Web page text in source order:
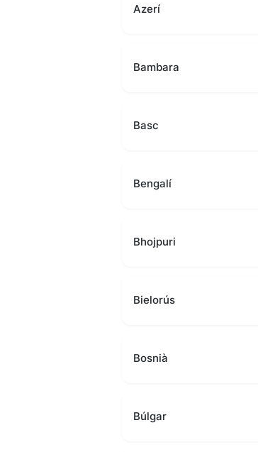
Azerí
Bambara
Basc
Bengalí
Bhojpuri
Bielorús
Bosnià
Búlgar